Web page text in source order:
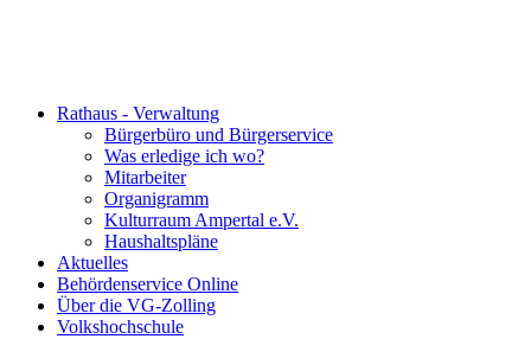
Rathaus - Verwaltung
Bürgerbüro und Bürgerservice
Was erledige ich wo?
Mitarbeiter
Organigramm
Kulturraum Ampertal e.V.
Haushaltspläne
Aktuelles
Behördenservice Online
Über die VG-Zolling
Volkshochschule